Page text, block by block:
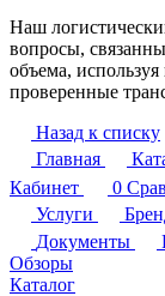
Наш
вопросы,
объема,
проверенные
Назад к списку
Главная
Кабинет
0
Услуги
Документы
Обзоры
Каталог